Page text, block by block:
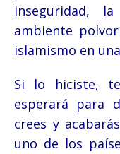
inseguridad,
ambiente
islamismo en
Si lo hiciste,
esperará para
crees y
uno de los